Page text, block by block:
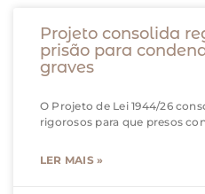
Projeto consolida
prisão para
graves
O Projeto de Lei 1944/26
rigorosos para que presos
LER MAIS »